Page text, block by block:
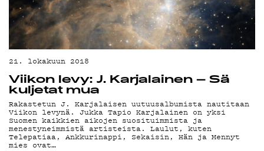
MAINOSTA
YHTEYSTIEDOT
G LIVELAB
YSTÄVÄKLUBI
TIETOSUOJA
21. lokakuun 2018
Viikon levy: J. Karjalainen – Sä
kuljetat mua
Rakastetun J. Karjalaisen uutuusalbumista nautitaan
Viikon levynä. Jukka Tapio Karjalainen on yksi
Suomen kaikkien aikojen suosituimmista ja
menestyneimmistä artisteista. Laulut, kuten
Telepatiaa, Ankkurinappi, Sekaisin, Hän ja Mennyt
mies ovat…